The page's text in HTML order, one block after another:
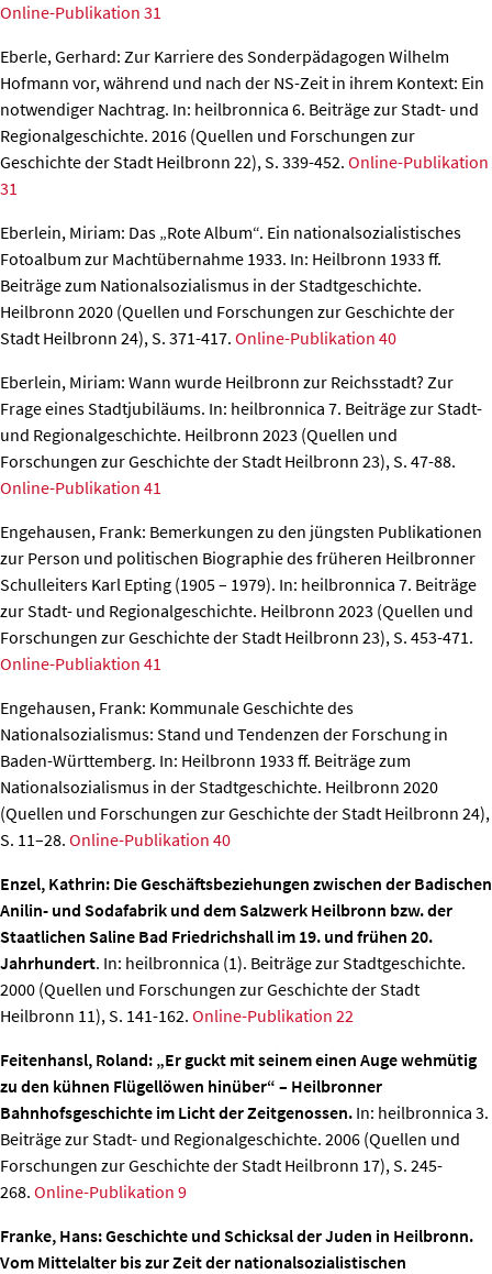
Online-Publikation 31
Eberle, Gerhard: Zur Karriere des Sonderpädagogen Wilhelm
Hofmann vor, während und nach der NS-Zeit in ihrem Kontext: Ein
notwendiger Nachtrag. In: heilbronnica 6. Beiträge zur Stadt- und
Regionalgeschichte. 2016 (Quellen und Forschungen zur
Geschichte der Stadt Heilbronn 22), S. 339-452. Online-Publikation
31
Eberlein, Miriam: Das „Rote Album“. Ein nationalsozialistisches
Fotoalbum zur Machtübernahme 1933. In: Heilbronn 1933 ff.
Beiträge zum Nationalsozialismus in der Stadtgeschichte.
Heilbronn 2020 (Quellen und Forschungen zur Geschichte der
Stadt Heilbronn 24), S. 371-417. Online-Publikation 40
Eberlein, Miriam: Wann wurde Heilbronn zur Reichsstadt? Zur
Frage eines Stadtjubiläums. In: heilbronnica 7. Beiträge zur Stadt-
und Regionalgeschichte. Heilbronn 2023 (Quellen und
Forschungen zur Geschichte der Stadt Heilbronn 23), S. 47-88.
Online-Publikation 41
Engehausen, Frank: Bemerkungen zu den jüngsten Publikationen
zur Person und politischen Biographie des früheren Heilbronner
Schulleiters Karl Epting (1905 – 1979). In: heilbronnica 7. Beiträge
zur Stadt- und Regionalgeschichte. Heilbronn 2023 (Quellen und
Forschungen zur Geschichte der Stadt Heilbronn 23), S. 453-471.
Online-Publiaktion 41
Engehausen, Frank: Kommunale Geschichte des
Nationalsozialismus: Stand und Tendenzen der Forschung in
Baden-Württemberg. In: Heilbronn 1933 ff. Beiträge zum
Nationalsozialismus in der Stadtgeschichte. Heilbronn 2020
(Quellen und Forschungen zur Geschichte der Stadt Heilbronn 24),
S. 11–28. Online-Publikation 40
Enzel, Kathrin: Die Geschäftsbeziehungen zwischen der Badischen
Anilin- und Sodafabrik und dem Salzwerk Heilbronn bzw. der
Staatlichen Saline Bad Friedrichshall im 19. und frühen 20.
Jahrhundert. In: heilbronnica (1). Beiträge zur Stadtgeschichte.
2000 (Quellen und Forschungen zur Geschichte der Stadt
Heilbronn 11), S. 141-162. Online-Publikation 22
Feitenhansl, Roland: „Er guckt mit seinem einen Auge wehmütig
zu den kühnen Flügellöwen hinüber“ – Heilbronner
Bahnhofsgeschichte im Licht der Zeitgenossen. In: heilbronnica 3.
Beiträge zur Stadt- und Regionalgeschichte. 2006 (Quellen und
Forschungen zur Geschichte der Stadt Heilbronn 17), S. 245-
268. Online-Publikation 9
Franke, Hans: Geschichte und Schicksal der Juden in Heilbronn.
Vom Mittelalter bis zur Zeit der nationalsozialistischen